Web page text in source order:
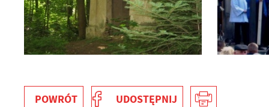
POWRÓT UDOSTĘPNIJ